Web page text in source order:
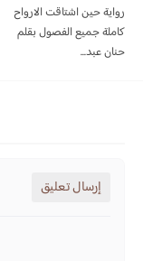
رواية حين اشتاقت الارواح
كاملة جميع الفصول بقلم
حنان عبد...
إرسال تعليق